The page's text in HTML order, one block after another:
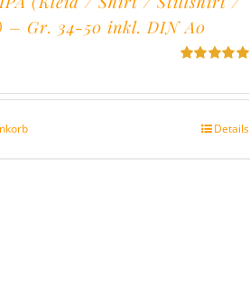
– Gr. 34-50 inkl. DIN A0
5
Details